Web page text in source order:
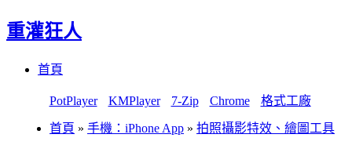
重灌狂人
首頁
PotPlayer KMPlayer 7-Zip Chrome 格式工廠
首頁 » 手機：iPhone App » 拍照攝影特效、繪圖工具